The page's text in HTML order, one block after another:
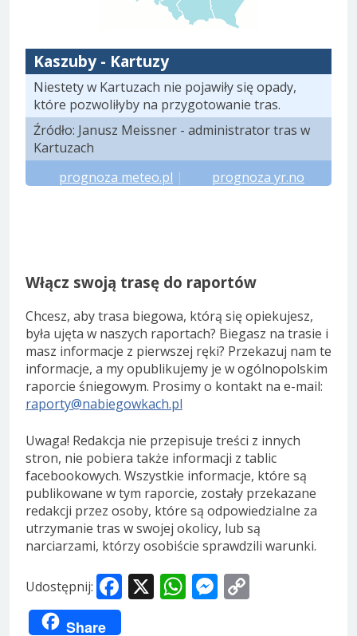
Kaszuby - Kartuzy
Niestety w Kartuzach nie pojawiły się opady,
które pozwoliłyby na przygotowanie tras.
Źródło: Janusz Meissner - administrator tras w
Kartuzach
prognoza meteo.pl | prognoza yr.no
Włącz swoją trasę do raportów
Chcesz, aby trasa biegowa, którą się opiekujesz,
była ujęta w naszych raportach? Biegasz na trasie i
masz informacje z pierwszej ręki? Przekazuj nam te
informacje, a my opublikujemy je w ogólnopolskim
raporcie śniegowym. Prosimy o kontakt na e-mail:
raporty@nabiegowkach.pl
Uwaga! Redakcja nie przepisuje treści z innych
stron, nie pobiera także informacji z tablic
facebookowych. Wszystkie informacje, które są
publikowane w tym raporcie, zostały przekazane
redakcji przez osoby, które są odpowiedzialne za
utrzymanie tras w swojej okolicy, lub są
narciarzami, którzy osobiście sprawdzili warunki.
Udostępnij: Facebook
X WhatsApp
Messenger
Share